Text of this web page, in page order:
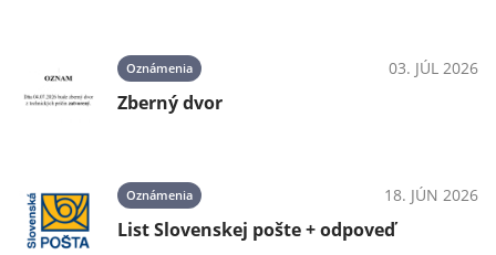
Oznámenia 03. JÚL 2026
Zberný dvor
Oznámenia 18. JÚN 2026
List Slovenskej pošte + odpoveď